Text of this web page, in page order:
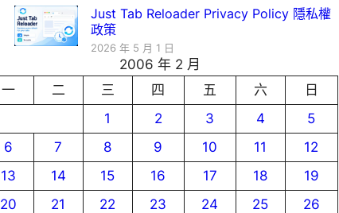
Just Tab Reloader Privacy Policy 隱私權
政策
2026 年 5 月 1 日
2006 年 2 月
一
二 三 四 五 六
日
1
2 3 4
5
6
7 8 9 10 11
12
13
14 15 16 17 18
19
20
21 22 23 24 25
26